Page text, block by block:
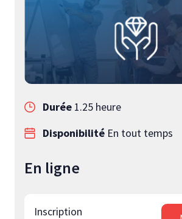
Durée 1.25 heure
Disponibilité En tout temps
En ligne
Inscription